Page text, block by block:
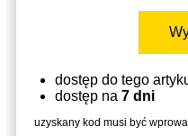
dostęp do tego
dostęp na 7 dni
uzyskany kod musi być